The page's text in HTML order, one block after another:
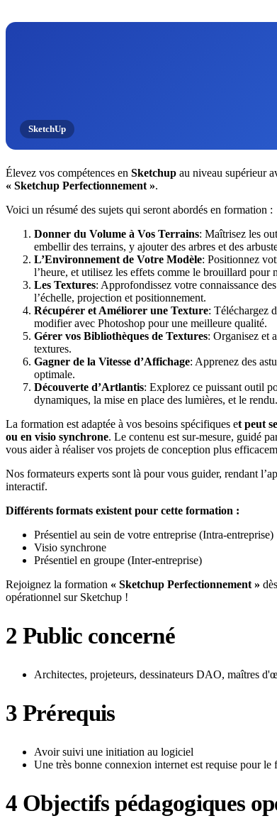
SketchUp
Élevez vos compétences en Sketchup au niveau supérieur
« Sketchup Perfectionnement ».
Voici un résumé des sujets qui seront abordés en formation :
Donner du Volume à Vos Terrains: Maîtrisez les
embellir des terrains, y ajouter des arbres et des
L’Environnement de Votre Modèle: Positionnez
l’heure, et utilisez les effets comme le brouillard pour
Les Textures: Approfondissez votre connaissance
l’échelle, projection et positionnement.
Récupérer et Améliorer une Texture: Téléchargez
modifier avec Photoshop pour une meilleure qualité.
Gérer vos Bibliothèques de Textures: Organisez et
textures.
Gagner de la Vitesse d’Affichage: Apprenez des
optimale.
Découverte d’Artlantis: Explorez ce puissant outil
dynamiques, la mise en place des lumières, et le rendu.
La formation est adaptée à vos besoins spécifiques et peut
ou en visio synchrone. Le contenu est sur-mesure, guidé
vous aider à réaliser vos projets de conception plus
Nos formateurs experts sont là pour vous guider, rendant
interactif.
Différents formats existent pour cette formation :
Présentiel au sein de votre entreprise (Intra-entreprise)
Visio synchrone
Présentiel en groupe (Inter-entreprise)
Rejoignez la formation « Sketchup Perfectionnement »
opérationnel sur Sketchup !
2 Public concerné
Architectes, projeteurs, dessinateurs DAO, maîtres
3 Prérequis
Avoir suivi une initiation au logiciel
Une très bonne connexion internet est requise pour le
4 Objectifs pédagogiques